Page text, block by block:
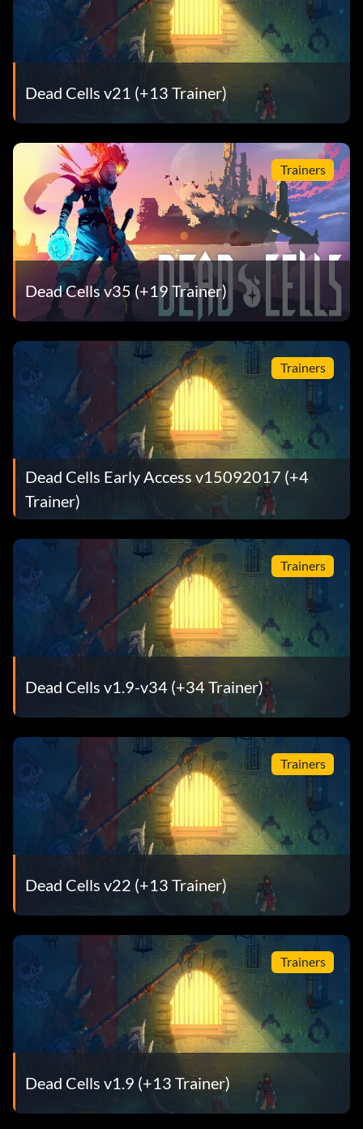
Dead Cells v21 (+13 Trainer)
Trainers
Dead Cells v35 (+19 Trainer)
Trainers
Dead Cells Early Access v15092017 (+4
Trainer)
Trainers
Dead Cells v1.9-v34 (+34 Trainer)
Trainers
Dead Cells v22 (+13 Trainer)
Trainers
Dead Cells v1.9 (+13 Trainer)